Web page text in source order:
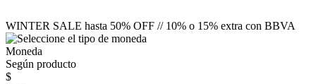
WINTER SALE hasta 50% OFF // 10% o 15% extra con BBVA
Moneda
Según producto
$